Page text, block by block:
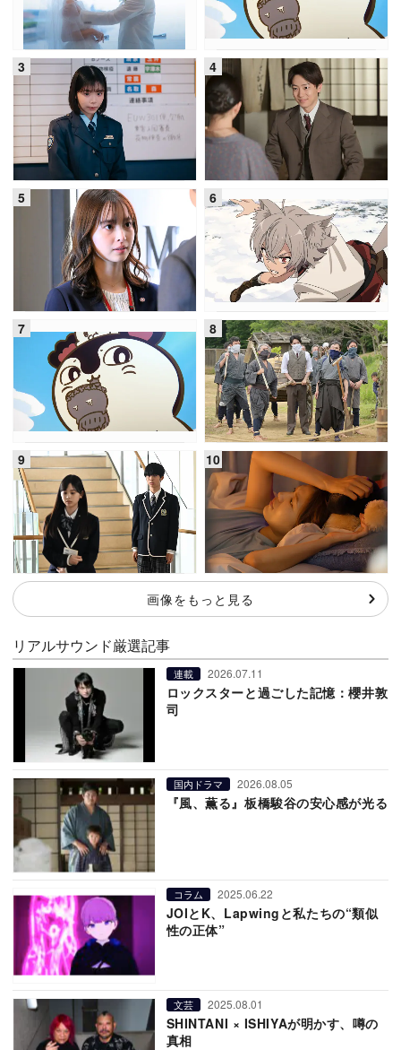
画像をもっと見る
リアルサウンド厳選記事
連載 2026.07.11
ロックスターと過ごした記憶：櫻井敦
司
国内ドラマ 2026.08.05
『風、薫る』板橋駿谷の安心感が光る
コラム 2025.06.22
JOIとK、Lapwingと私たちの“類似
性の正体”
文芸 2025.08.01
SHINTANI × ISHIYAが明かす、噂の
真相